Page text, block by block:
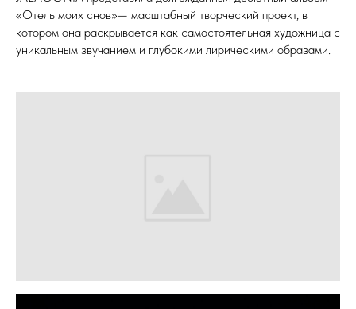
«Отель моих снов»— масштабный творческий проект, в
котором она раскрывается как самостоятельная художница с
уникальным звучанием и глубокими лирическими образами.